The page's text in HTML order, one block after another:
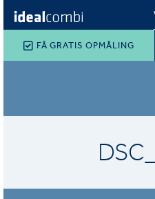
FÅ GRATIS OPMÅLING